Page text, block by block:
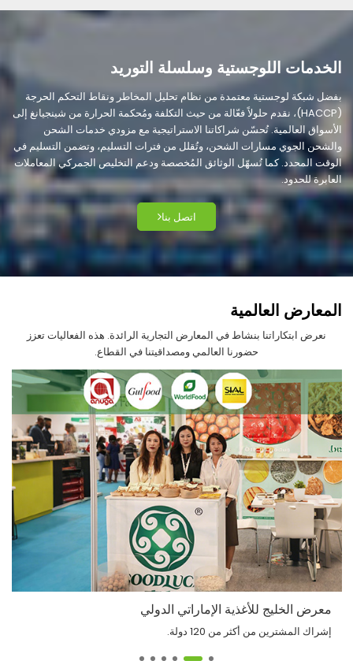
الخدمات اللوجستية وسلسلة التوريد
بفضل شبكة لوجستية معتمدة من نظام تحليل المخاطر ونقاط التحكم الحرجة
(HACCP)، نقدم حلولاً فعّالة من حيث التكلفة ومُحكمة الحرارة من شينجيانغ إلى
الأسواق العالمية. تُحسّن شراكاتنا الاستراتيجية مع مزودي خدمات الشحن
والشحن الجوي مسارات الشحن، وتُقلل من فترات التسليم، وتضمن التسليم في
الوقت المحدد. كما تُسهّل الوثائق المُخصصة ودعم التخليص الجمركي المعاملات
العابرة للحدود.
اتصل بنا
المعارض العالمية
نعرض ابتكاراتنا بنشاط في المعارض التجارية الرائدة. هذه الفعاليات تعزز
حضورنا العالمي ومصداقيتنا في القطاع.
معرض الخليج للأغذية الإماراتي الدولي
إشراك المشترين من أكثر من 120 دولة.